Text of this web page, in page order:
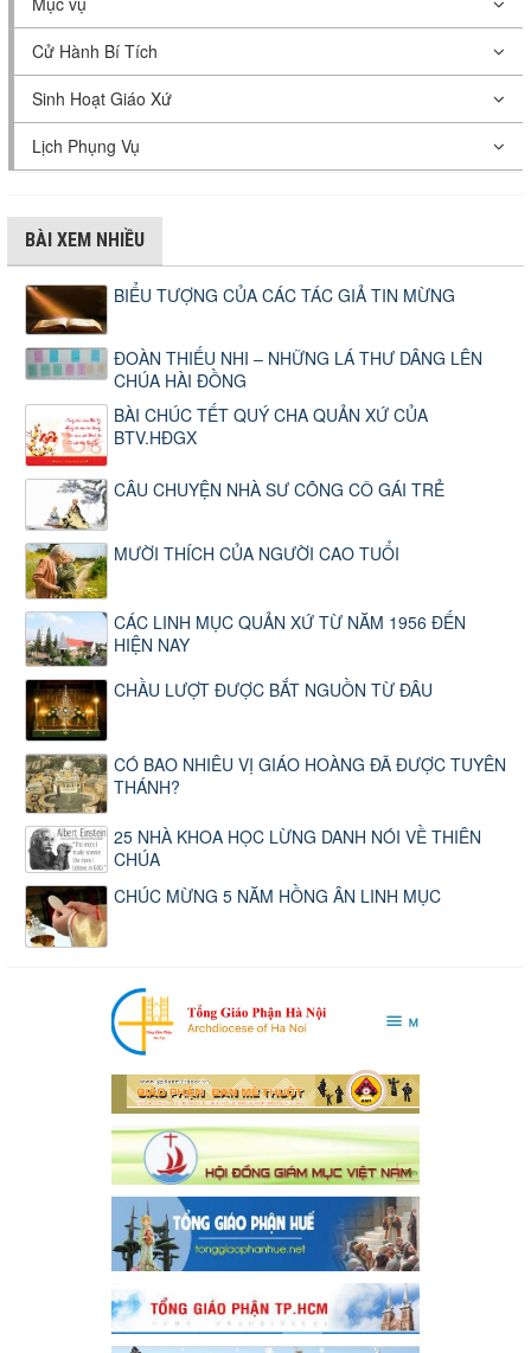
Cử Hành Bí Tích
Sinh Hoạt Giáo Xứ
Lịch Phụng Vụ
BÀI XEM NHIỀU
BIỂU TƯỢNG CỦA CÁC TÁC GIẢ TIN MỪNG
ĐOÀN THIẾU NHI – NHỮNG LÁ THƯ DÂNG LÊN
CHÚA HÀI ĐỒNG
BÀI CHÚC TẾT QUÝ CHA QUẢN XỨ CỦA
BTV.HĐGX
CÂU CHUYỆN NHÀ SƯ CÕNG CÔ GÁI TRẺ
MƯỜI THÍCH CỦA NGƯỜI CAO TUỔI
CÁC LINH MỤC QUẢN XỨ TỪ NĂM 1956 ĐẾN
HIỆN NAY
CHẦU LƯỢT ĐƯỢC BẮT NGUỒN TỪ ĐÂU
CÓ BAO NHIÊU VỊ GIÁO HOÀNG ĐÃ ĐƯỢC TUYÊN
THÁNH?
25 NHÀ KHOA HỌC LỪNG DANH NÓI VỀ THIÊN
CHÚA
CHÚC MỪNG 5 NĂM HỒNG ÂN LINH MỤC